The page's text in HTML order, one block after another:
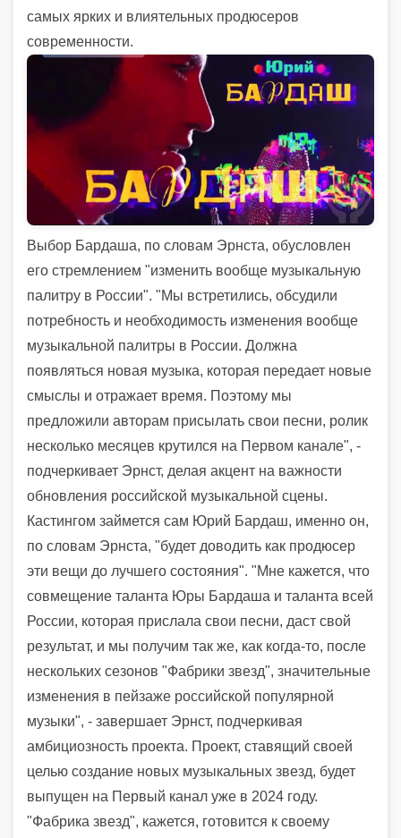
самых ярких и влиятельных продюсеров
современности.
Выбор Бардаша, по словам Эрнста, обусловлен
его стремлением "изменить вообще музыкальную
палитру в России". "Мы встретились, обсудили
потребность и необходимость изменения вообще
музыкальной палитры в России. Должна
появляться новая музыка, которая передает новые
смыслы и отражает время. Поэтому мы
предложили авторам присылать свои песни, ролик
несколько месяцев крутился на Первом канале", -
подчеркивает Эрнст, делая акцент на важности
обновления российской музыкальной сцены.
Кастингом займется сам Юрий Бардаш, именно он,
по словам Эрнста, "будет доводить как продюсер
эти вещи до лучшего состояния". "Мне кажется, что
совмещение таланта Юры Бардаша и таланта всей
России, которая прислала свои песни, даст свой
результат, и мы получим так же, как когда-то, после
нескольких сезонов "Фабрики звезд", значительные
изменения в пейзаже российской популярной
музыки", - завершает Эрнст, подчеркивая
амбициозность проекта. Проект, ставящий своей
целью создание новых музыкальных звезд, будет
выпущен на Первый канал уже в 2024 году.
"Фабрика звезд", кажется, готовится к своему